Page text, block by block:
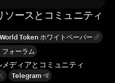
ソースとコミュニティ
Token ホワイトペーパー
フォーラム
ディアとコミュニティ
Telegram